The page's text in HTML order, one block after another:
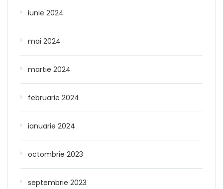
iunie 2024
mai 2024
martie 2024
februarie 2024
ianuarie 2024
octombrie 2023
septembrie 2023